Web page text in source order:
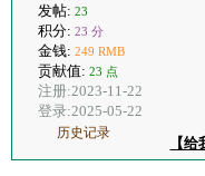
发帖: 23
积分: 23 分
金钱: 249 RMB
贡献值: 23 点
注册:2023-11-22
登录:2025-05-22
历史记录
【